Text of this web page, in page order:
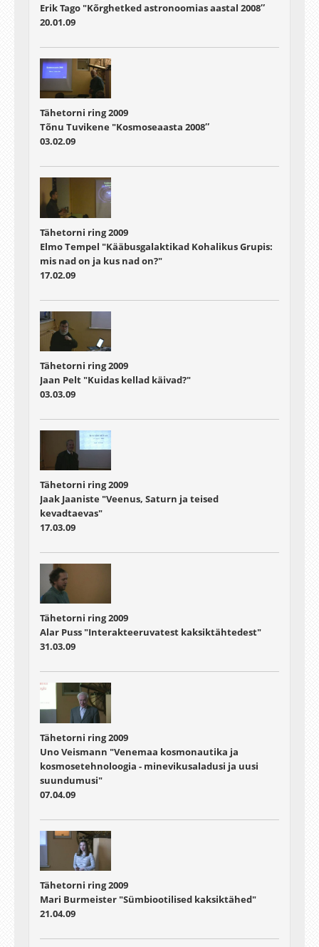
Erik Tago "Kõrghetked astronoomias aastal 2008″
20.01.09
Tähetorni ring 2009
Tõnu Tuvikene "Kosmoseaasta 2008″
03.02.09
Tähetorni ring 2009
Elmo Tempel "Kääbusgalaktikad Kohalikus Grupis:
mis nad on ja kus nad on?"
17.02.09
Tähetorni ring 2009
Jaan Pelt "Kuidas kellad käivad?"
03.03.09
Tähetorni ring 2009
Jaak Jaaniste "Veenus, Saturn ja teised
kevadtaevas"
17.03.09
Tähetorni ring 2009
Alar Puss "Interakteeruvatest kaksiktähtedest"
31.03.09
Tähetorni ring 2009
Uno Veismann "Venemaa kosmonautika ja
kosmosetehnoloogia - minevikusaladusi ja uusi
suundumusi"
07.04.09
Tähetorni ring 2009
Mari Burmeister "Sümbiootilised kaksiktähed"
21.04.09